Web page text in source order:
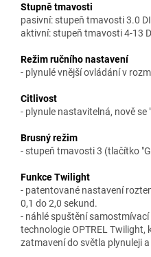
Stupně tmavosti
pasivní: stupeň tmavosti 3.0
aktivní: stupeň tmavosti 4-13
Režim ručního nastavení
- plynulé vnější ovládání v
Citlivost
- plynule nastavitelná, nově
Brusný režim
- stupeň tmavosti 3 (tlačítko
Funkce Twilight
- patentované nastavení
0,1 do 2,0 sekund.
- náhlé spuštění
technologie OPTREL Twilight,
zatmavení do světla plynuleji